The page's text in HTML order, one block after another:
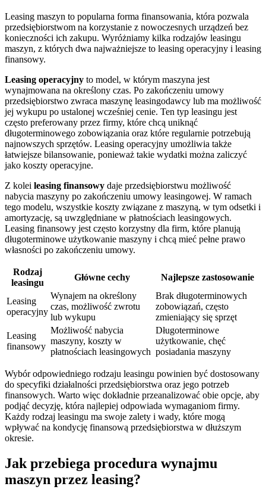
Leasing maszyn to popularna forma finansowania, która pozwala
przedsiębiorstwom na korzystanie z nowoczesnych urządzeń bez
konieczności ich zakupu. Wyróżniamy kilka rodzajów leasingu
maszyn, z których dwa najważniejsze to leasing operacyjny i leasing
finansowy.
Leasing operacyjny to model, w którym maszyna jest
wynajmowana na określony czas. Po zakończeniu umowy
przedsiębiorstwo zwraca maszynę leasingodawcy lub ma możliwość
jej wykupu po ustalonej wcześniej cenie. Ten typ leasingu jest
często preferowany przez firmy, które chcą uniknąć
długoterminowego zobowiązania oraz które regularnie potrzebują
najnowszych sprzętów. Leasing operacyjny umożliwia także
łatwiejsze bilansowanie, ponieważ takie wydatki można zaliczyć
jako koszty operacyjne.
Z kolei leasing finansowy daje przedsiębiorstwu możliwość
nabycia maszyny po zakończeniu umowy leasingowej. W ramach
tego modelu, wszystkie koszty związane z maszyną, w tym odsetki i
amortyzację, są uwzględniane w płatnościach leasingowych.
Leasing finansowy jest często korzystny dla firm, które planują
długoterminowe użytkowanie maszyny i chcą mieć pełne prawo
własności po zakończeniu umowy.
Rodzaj
leasingu
Główne cechy Najlepsze zastosowanie
Leasing
operacyjny
Wynajem na określony
czas, możliwość zwrotu
lub wykupu
Brak długoterminowych
zobowiązań, często
zmieniający się sprzęt
Leasing
finansowy
Możliwość nabycia
maszyny, koszty w
płatnościach leasingowych
Długoterminowe
użytkowanie, chęć
posiadania maszyny
Wybór odpowiedniego rodzaju leasingu powinien być dostosowany
do specyfiki działalności przedsiębiorstwa oraz jego potrzeb
finansowych. Warto więc dokładnie przeanalizować obie opcje, aby
podjąć decyzję, która najlepiej odpowiada wymaganiom firmy.
Każdy rodzaj leasingu ma swoje zalety i wady, które mogą
wpływać na kondycję finansową przedsiębiorstwa w dłuższym
okresie.
Jak przebiega procedura wynajmu
maszyn przez leasing?